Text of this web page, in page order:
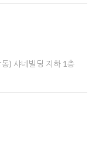
) 샤네빌딩 지하 1층